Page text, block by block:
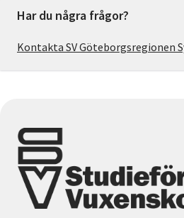
Har du några frågor?
Kontakta SV Göteborgsregionen